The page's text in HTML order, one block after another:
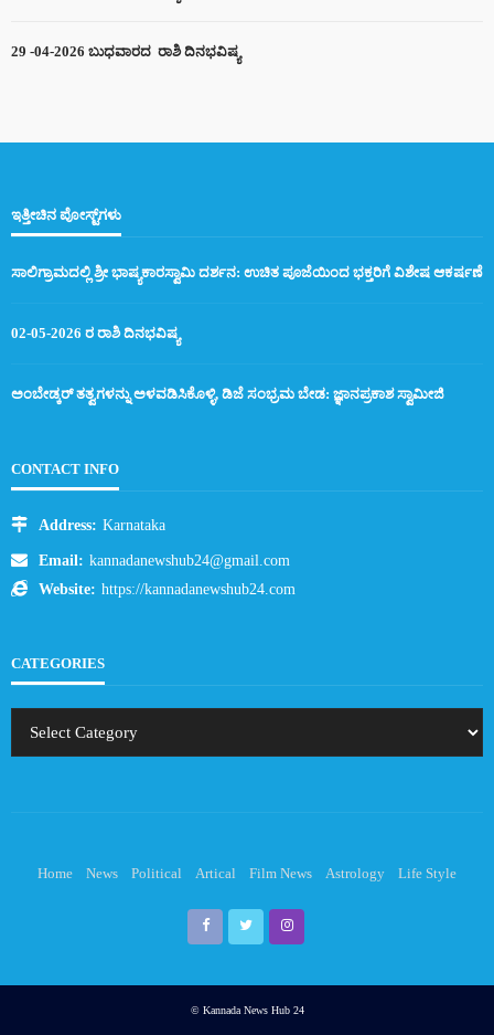
29 -04-2026 ಬುಧವಾರದ ರಾಶಿ ದಿನಭವಿಷ್ಯ
ಇತ್ತೀಚಿನ ಪೋಸ್ಟ್‌ಗಳು
ಸಾಲಿಗ್ರಾಮದಲ್ಲಿ ಶ್ರೀ ಭಾಷ್ಯಕಾರಸ್ವಾಮಿ ದರ್ಶನ: ಉಚಿತ ಪೂಜೆಯಿಂದ ಭಕ್ತರಿಗೆ ವಿಶೇಷ ಆಕರ್ಷಣೆ
02-05-2026 ರ ರಾಶಿ ದಿನಭವಿಷ್ಯ
ಅಂಬೇಡ್ಕರ್ ತತ್ವಗಳನ್ನು ಅಳವಡಿಸಿಕೊಳ್ಳಿ, ಡಿಜೆ ಸಂಭ್ರಮ ಬೇಡ: ಜ್ಞಾನಪ್ರಕಾಶ ಸ್ವಾಮೀಜಿ
CONTACT INFO
Address: Karnataka
Email: kannadanewshub24@gmail.com
Website: https://kannadanewshub24.com
CATEGORIES
Home News Political Artical Film News Astrology Life Style
© Kannada News Hub 24